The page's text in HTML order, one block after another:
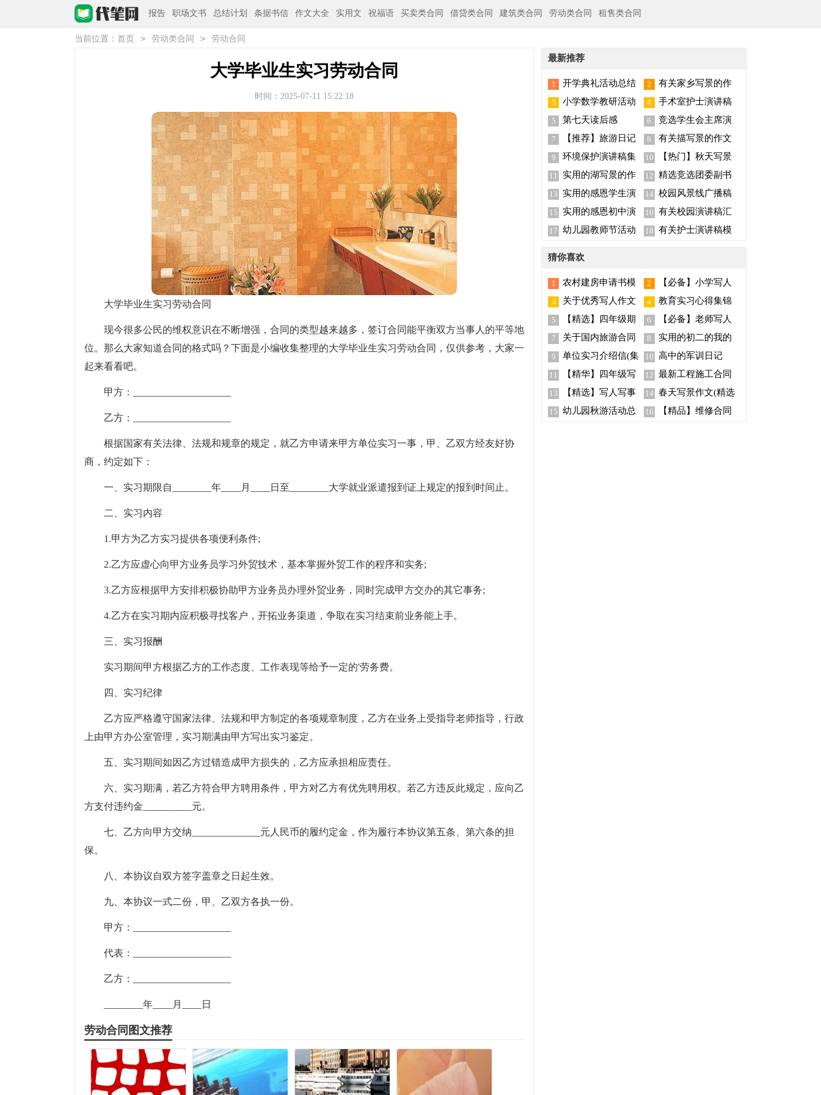
报告 职场文书 总结计划 条据书信 作文大全 实用文 祝福语 买卖类合同 借贷类合同 建筑类合同 劳动类合同 租售类合同
当前位置： 首页 > 劳动类合同 > 劳动合同
大学毕业生实习劳动合同
时间：2025-07-11 15:22:18
大学毕业生实习劳动合同
现今很多公民的维权意识在不断增强，合同的类型越来越多，签订合同能平衡双方当事人的平等地
位。那么大家知道合同的格式吗？下面是小编收集整理的大学毕业生实习劳动合同，仅供参考，大家一
起来看看吧。
甲方：____________________
乙方：____________________
根据国家有关法律、法规和规章的规定，就乙方申请来甲方单位实习一事，甲、乙双方经友好协
商，约定如下：
一、实习期限自________年____月____日至________大学就业派遣报到证上规定的报到时间止。
二、实习内容
1.甲方为乙方实习提供各项便利条件;
2.乙方应虚心向甲方业务员学习外贸技术，基本掌握外贸工作的程序和实务;
3.乙方应根据甲方安排积极协助甲方业务员办理外贸业务，同时完成甲方交办的其它事务;
4.乙方在实习期内应积极寻找客户，开拓业务渠道，争取在实习结束前业务能上手。
三、实习报酬
实习期间甲方根据乙方的工作态度、工作表现等给予一定的'劳务费。
四、实习纪律
乙方应严格遵守国家法律、法规和甲方制定的各项规章制度，乙方在业务上受指导老师指导，行政
上由甲方办公室管理，实习期满由甲方写出实习鉴定。
五、实习期间如因乙方过错造成甲方损失的，乙方应承担相应责任。
六、实习期满，若乙方符合甲方聘用条件，甲方对乙方有优先聘用权。若乙方违反此规定，应向乙
方支付违约金__________元。
七、乙方向甲方交纳______________元人民币的履约定金，作为履行本协议第五条、第六条的担
保。
八、本协议自双方签字盖章之日起生效。
九、本协议一式二份，甲、乙双方各执一份。
甲方：____________________
代表：____________________
乙方：____________________
________年____月____日
劳动合同图文推荐
最新推荐
1 开学典礼活动总结 2
有关家乡写景的作
文300字四篇
3
小学数学教研活动
总结
4
手术室护士演讲稿
八篇
5 第七天读后感 6
竞选学生会主席演
讲稿
7
【推荐】旅游日记
四篇
8
有关描写景的作文
600字6篇
9
环境保护演讲稿集
锦五篇
10
【热门】秋天写景
作文四篇
11
实用的湖写景的作
文10篇
12 精选竞选团委副书
记演讲稿三篇
13 实用的感恩学生演
讲稿模板6篇
14 校园风景线广播稿
15 实用的感恩初中演
讲稿三篇
16 有关校园演讲稿汇
编七篇
17 幼儿园教师节活动
18 有关护士演讲稿模
猜你喜欢
1
农村建房申请书模
板汇编六篇
2
【必备】小学写人
作文400字合集6篇
3
关于优秀写人作文
600字汇总8篇
4
教育实习心得集锦
15篇
5
【精选】四年级期
中考试作文锦集五篇
6
【必备】老师写人
作文300字锦集五篇
7
关于国内旅游合同
模板汇编5篇
8
实用的初二的我的
作文集合7篇
9
单位实习介绍信(集
锦15篇)
10 高中的军训日记
11
【精华】四年级写
事作文合集10篇
12 最新工程施工合同
13
【精选】写人写事
作文300字锦集十篇
14 春天写景作文(精选
15篇)
15 幼儿园秋游活动总
16
【精品】维修合同